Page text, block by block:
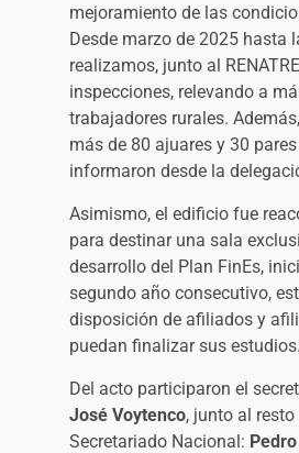
mejoramiento de las
Desde marzo de 2025 hasta
realizamos, junto al
inspecciones, relevando a
trabajadores rurales.
más de 80 ajuares y 30
informaron desde la
Asimismo, el edificio fue
para destinar una sala
desarrollo del Plan FinEs,
segundo año consecutivo,
disposición de afiliados y
puedan finalizar sus estudios.
Del acto participaron el
José Voytenco, junto al resto
Secretariado Nacional: